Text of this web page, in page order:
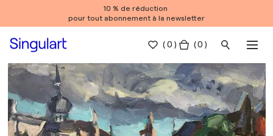
10 % de réduction
pour tout abonnement à la newsletter
(0 ) ( 0 )